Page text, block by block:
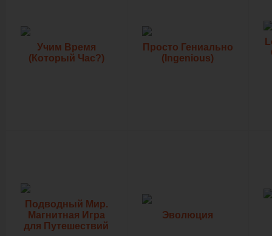
Учим Время
(Который Час?)
Просто Гениально
(Ingenious)
Подводный Мир.
Магнитная Игра
для Путешествий
Эволюция